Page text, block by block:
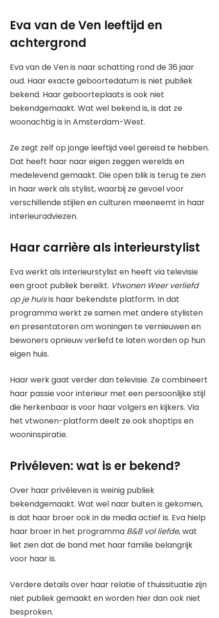
Eva van de Ven leeftijd en
achtergrond
Eva van de Ven is naar schatting rond de 36 jaar
oud. Haar exacte geboortedatum is niet publiek
bekend. Haar geboorteplaats is ook niet
bekendgemaakt. Wat wel bekend is, is dat ze
woonachtig is in Amsterdam-West.
Ze zegt zelf op jonge leeftijd veel gereisd te hebben.
Dat heeft haar naar eigen zeggen werelds en
medelevend gemaakt. Die open blik is terug te zien
in haar werk als stylist, waarbij ze gevoel voor
verschillende stijlen en culturen meeneemt in haar
interieuradviezen.
Haar carrière als interieurstylist
Eva werkt als interieurstylist en heeft via televisie
een groot publiek bereikt. Vtwonen Weer verliefd
op je huisis haar bekendste platform. In dat
programma werkt ze samen met andere stylisten
en presentatoren om woningen te vernieuwen en
bewoners opnieuw verliefd te laten worden op hun
eigen huis.
Haar werk gaat verder dan televisie. Ze combineert
haar passie voor interieur met een persoonlijke stijl
die herkenbaar is voor haar volgers en kijkers. Via
het vtwonen-platform deelt ze ook shoptips en
wooninspiratie.
Privéleven: wat is er bekend?
Over haar privéleven is weinig publiek
bekendgemaakt. Wat wel naar buiten is gekomen,
is dat haar broer ook in de media actief is. Eva hielp
haar broer in het programma B&B vol liefde, wat
liet zien dat de band met haar familie belangrijk
voor haar is.
Verdere details over haar relatie of thuissituatie zijn
niet publiek gemaakt en worden hier dan ook niet
besproken.